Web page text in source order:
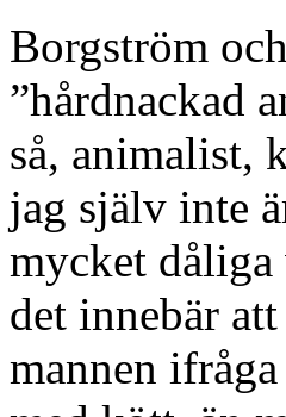
Borgström
”hårdnackad
så, animalist,
jag själv inte
mycket
det innebär
mannen